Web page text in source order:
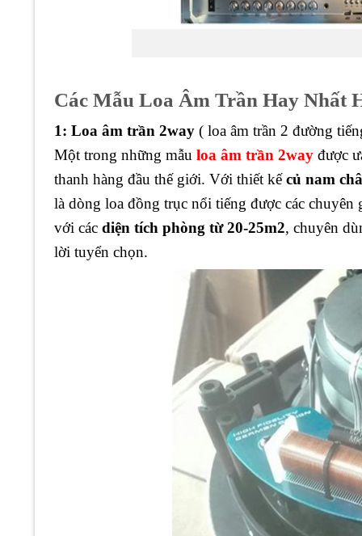
Các Mẫu Loa Âm Trần Hay Nhất
1: Loa âm trần 2way ( loa âm trần 2 đường
Một trong những mẫu loa âm trần 2way được
thanh hàng đầu thế giới. Với thiết kếcủ nam
là dòng loa đồng trục nổi tiếng được các
với các diện tích phòng từ 20-25m2, chuyên
lời tuyển chọn.